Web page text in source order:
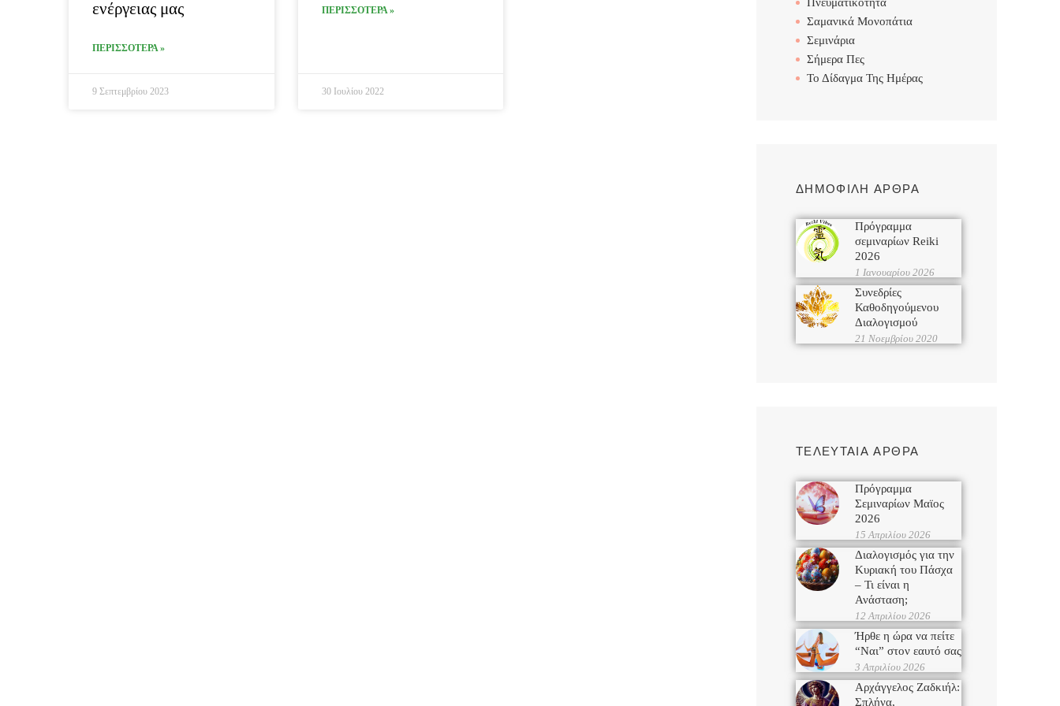
ενέργειας μας
ΠΕΡΙΣΣΟΤΕΡΑ »
9 Σεπτεμβρίου 2023
ΠΕΡΙΣΣΟΤΕΡΑ »
30 Ιουλίου 2022
Σαμανικά Μονοπάτια
Σεμινάρια
Σήμερα Πες
Το Δίδαγμα Της Ημέρας
ΔΗΜΟΦΙΛΗ ΑΡΘΡΑ
Πρόγραμμα
σεμιναρίων Reiki
2026
1 Ιανουαρίου 2026
Συνεδρίες
Καθοδηγούμενου
Διαλογισμού
21 Νοεμβρίου 2020
ΤΕΛΕΥΤΑΙΑ ΑΡΘΡΑ
Πρόγραμμα
Σεμιναρίων Μαϊος
2026
15 Απριλίου 2026
Διαλογισμός για την
Κυριακή του Πάσχα
– Τι είναι η
Ανάσταση;
12 Απριλίου 2026
Ήρθε η ώρα να πείτε
“Ναι” στον εαυτό σας
3 Απριλίου 2026
Αρχάγγελος Ζαδκιήλ:
Σπλήνα,